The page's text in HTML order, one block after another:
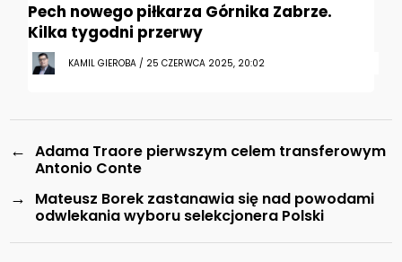
Pech nowego piłkarza Górnika Zabrze.
Kilka tygodni przerwy
KAMIL GIEROBA / 25 CZERWCA 2025, 20:02
← Adama Traore pierwszym celem transferowym
Antonio Conte
→
Mateusz Borek zastanawia się nad powodami
odwlekania wyboru selekcjonera Polski